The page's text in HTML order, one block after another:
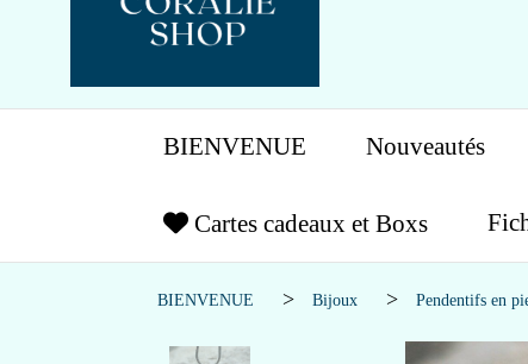
BIENVENUE Nouveautés
Cartes cadeaux et Boxs
BIENVENUE Bijoux Pendentifs en